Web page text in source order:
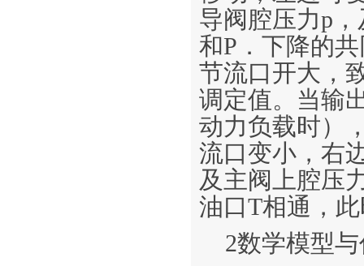
导阀腔压力p
和P．下降的
节流口开大，
调定值。当输
动力负载时）
流口变小，右
及主阀上腔压
油口T相通，
2数学模型